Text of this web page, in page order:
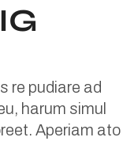
re pudiare ad
harum simul
Aperiam ato